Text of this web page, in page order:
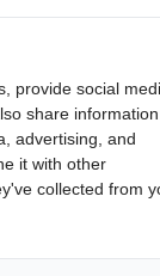
- Pebble
provide social
share information
advertising, and
it with other
collected from